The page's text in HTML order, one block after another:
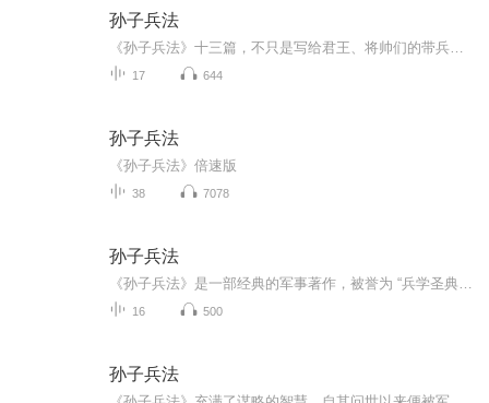
孙子兵法
17 644
孙子兵法
《孙子兵法》倍速版
38 7078
孙子兵法
16 500
孙子兵法